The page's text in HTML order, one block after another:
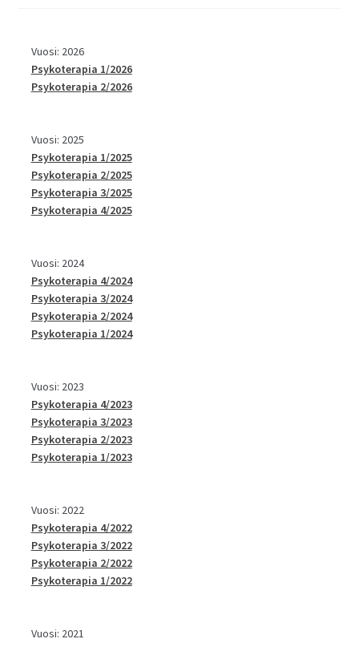
Vuosi: 2026
Psykoterapia 1/2026
Psykoterapia 2/2026
Vuosi: 2025
Psykoterapia 1/2025
Psykoterapia 2/2025
Psykoterapia 3/2025
Psykoterapia 4/2025
Vuosi: 2024
Psykoterapia 4/2024
Psykoterapia 3/2024
Psykoterapia 2/2024
Psykoterapia 1/2024
Vuosi: 2023
Psykoterapia 4/2023
Psykoterapia 3/2023
Psykoterapia 2/2023
Psykoterapia 1/2023
Vuosi: 2022
Psykoterapia 4/2022
Psykoterapia 3/2022
Psykoterapia 2/2022
Psykoterapia 1/2022
Vuosi: 2021